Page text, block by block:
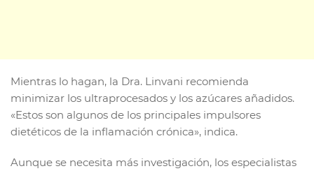
Mientras lo hagan, la Dra. Linvani recomienda
minimizar los ultraprocesados y los azúcares añadidos.
«Estos son algunos de los principales impulsores
dietéticos de la inflamación crónica», indica.
Aunque se necesita más investigación, los especialistas